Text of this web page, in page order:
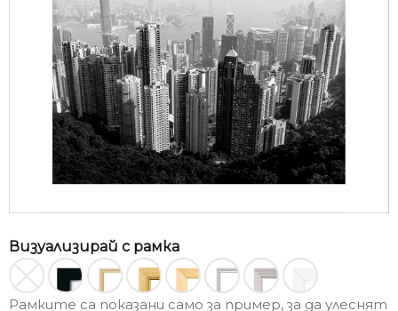
Визуализирай с рамка
Рамките са показани само за пример, за да улеснят